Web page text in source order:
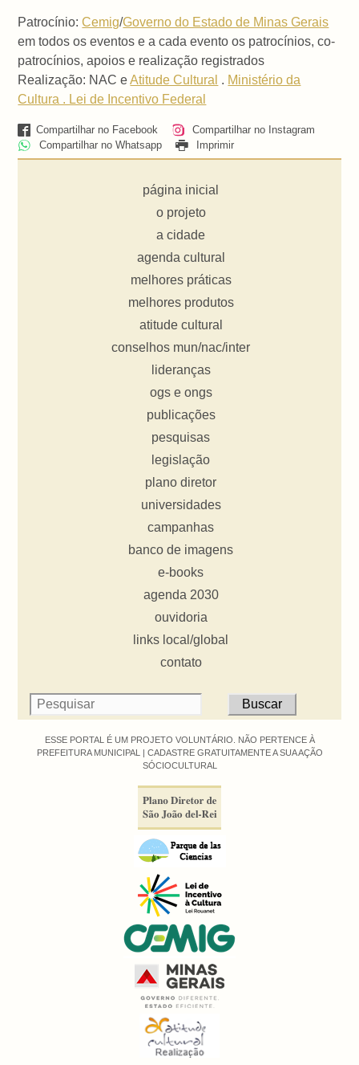
Patrocínio:Cemig/Governo do Estado de Minas Gerais
em todos os eventos e a cada evento os patrocínios, co-
patrocínios, apoios e realização registrados
Realização: NAC eAtitude Cultural . Ministério da
Cultura . Lei de Incentivo Federal
Compartilhar no Facebook
Compartilhar no Instagram
Compartilhar no Whatsapp
Imprimir
página inicial
o projeto
a cidade
agenda cultural
melhores práticas
melhores produtos
atitude cultural
conselhos mun/nac/inter
lideranças
ogs e ongs
publicações
pesquisas
legislação
plano diretor
universidades
campanhas
banco de imagens
e-books
agenda 2030
ouvidoria
links local/global
contato
ESSE PORTAL É UM PROJETO VOLUNTÁRIO. NÃO PERTENCE À
PREFEITURA MUNICIPAL | CADASTRE GRATUITAMENTE A SUA AÇÃO
SÓCIOCULTURAL